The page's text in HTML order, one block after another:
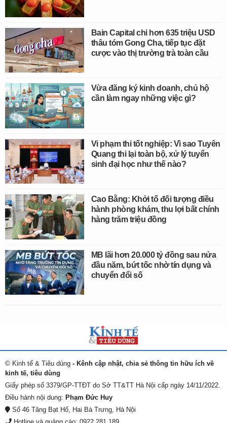
Bain Capital chi hơn 635 triệu USD
thâu tóm Gong Cha, tiếp tục đặt
cược vào thị trường trà toàn cầu
Vừa đăng ký kinh doanh, chủ hộ
cần làm ngay những việc gì?
Vi phạm thi tốt nghiệp: Vì sao Tuyên
Quang thi lại toàn bộ, xử lý tuyển
sinh đại học như thế nào?
Cao Bằng: Khởi tố đối tượng điều
hành phòng khám, thu lợi bất chính
hàng trăm triệu đồng
MB lãi hơn 20.000 tỷ đồng sau nửa
đầu năm, bứt tốc nhờ tín dụng và
chuyển đổi số
© Kinh tế & Tiêu dùng - Kênh cập nhật, chia sẻ thông tin hữu ích về
kinh tế, tiêu dùng
Giấy phép số 3379/GP-TTĐT do Sở TT&TT Hà Nội cấp ngày 14/11/2022.
Điều hành nội dung: Phạm Đức Huy
Số 46 Tăng Bạt Hổ, Hai Bà Trưng, Hà Nội